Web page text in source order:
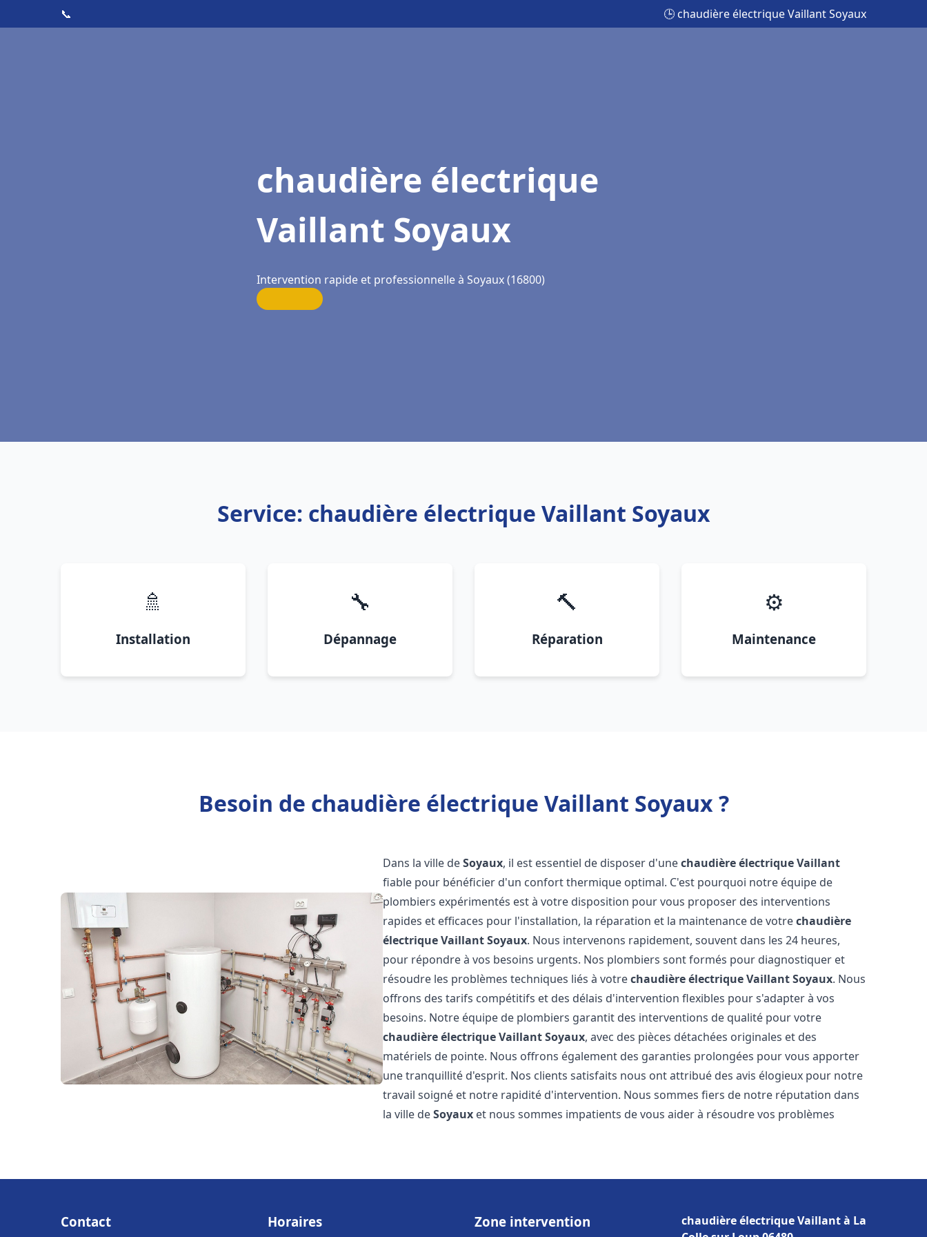
📞 🕒 chaudière électrique Vaillant Soyaux
chaudière électrique
Vaillant Soyaux
Intervention rapide et professionnelle à Soyaux (16800)
Service: chaudière électrique Vaillant Soyaux
🚿
Installation
🔧
Dépannage
🔨
Réparation
⚙️
Maintenance
Besoin de chaudière électrique Vaillant Soyaux ?
Dans la ville deSoyaux, il est essentiel de disposer d'unechaudière électrique Vaillant
fiable pour bénéficier d'un confort thermique optimal. C'est pourquoi notre équipe de
plombiers expérimentés est à votre disposition pour vous proposer des interventions
rapides et efficaces pour l'installation, la réparation et la maintenance de votrechaudière
électrique VaillantSoyaux. Nous intervenons rapidement, souvent dans les 24 heures,
pour répondre à vos besoins urgents. Nos plombiers sont formés pour diagnostiquer et
résoudre les problèmes techniques liés à votrechaudière électrique VaillantSoyaux. Nous
offrons des tarifs compétitifs et des délais d'intervention flexibles pour s'adapter à vos
besoins. Notre équipe de plombiers garantit des interventions de qualité pour votre
chaudière électrique VaillantSoyaux, avec des pièces détachées originales et des
matériels de pointe. Nous offrons également des garanties prolongées pour vous apporter
une tranquillité d'esprit. Nos clients satisfaits nous ont attribué des avis élogieux pour notre
travail soigné et notre rapidité d'intervention. Nous sommes fiers de notre réputation dans
la ville deSoyaux et nous sommes impatients de vous aider à résoudre vos problèmes
Contact Horaires Zone intervention
chaudière électrique Vaillant à La